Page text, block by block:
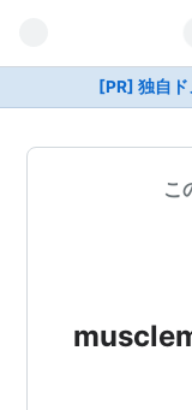
[PR] 独自
こ